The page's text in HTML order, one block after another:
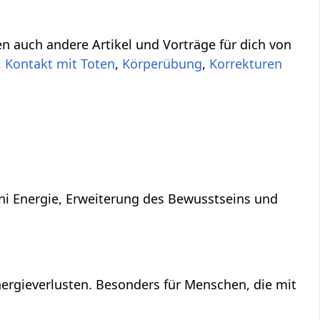
auch andere Artikel und Vorträge für dich von
Kontakt mit Toten, Körperübung, Korrekturen
Energie, Erweiterung des Bewusstseins und
Besonders für Menschen, die mit